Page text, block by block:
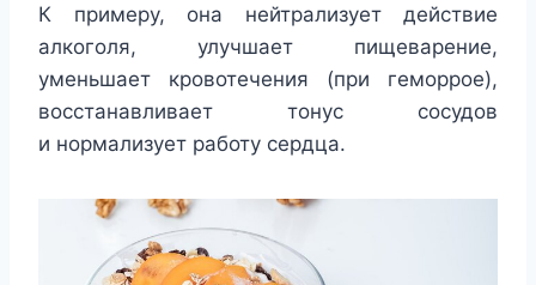
К примеру, она нейтрализует действие
алкоголя, улучшает пищеварение,
уменьшает кровотечения (при геморрое),
восстанавливает тонус сосудов
и нормализует работу сердца.